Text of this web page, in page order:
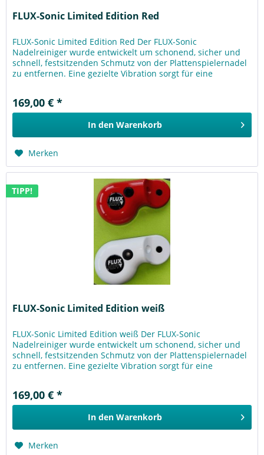
FLUX-Sonic Limited Edition Red
FLUX-Sonic Limited Edition Red Der FLUX-Sonic
Nadelreiniger wurde entwickelt um schonend, sicher und
schnell, festsitzenden Schmutz von der Plattenspielernadel
zu entfernen. Eine gezielte Vibration sorgt für eine
169,00 € *
In den Warenkorb
Merken
TIPP!
FLUX-Sonic Limited Edition weiß
FLUX-Sonic Limited Edition weiß Der FLUX-Sonic
Nadelreiniger wurde entwickelt um schonend, sicher und
schnell, festsitzenden Schmutz von der Plattenspielernadel
zu entfernen. Eine gezielte Vibration sorgt für eine
169,00 € *
In den Warenkorb
Merken